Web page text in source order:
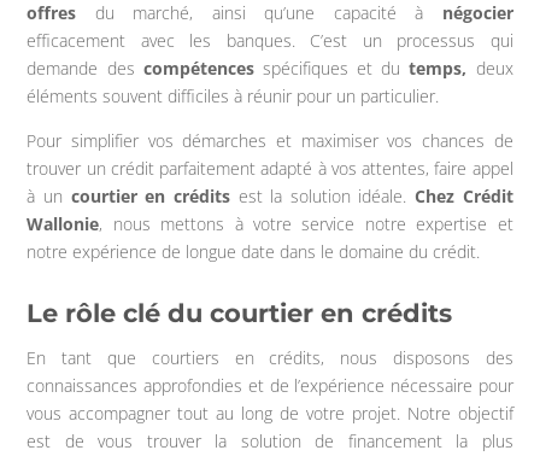
offres du marché, ainsi qu’une capacité à négocier
efficacement avec les banques. C’est un processus qui
demande des compétencesspécifiques et dutemps, deux
éléments souvent difficiles à réunir pour un particulier.
Pour simplifier vos démarches et maximiser vos chances de
trouver un crédit parfaitement adapté à vos attentes, faire appel
à un courtier en créditsest la solution idéale. Chez Crédit
Wallonie, nous mettons à votre service notre expertise et
notre expérience de longue date dans le domaine du crédit.
Le rôle clé du courtier en crédits
En tant que courtiers en crédits, nous disposons des
connaissances approfondies et de l’expérience nécessaire pour
vous accompagner tout au long de votre projet. Notre objectif
est de vous trouver la solution de financement la plus